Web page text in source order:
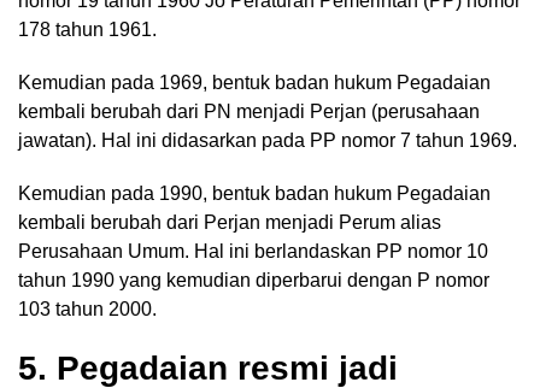
178 tahun 1961.
Kemudian pada 1969, bentuk badan hukum Pegadaian
kembali berubah dari PN menjadi Perjan (perusahaan
jawatan). Hal ini didasarkan pada PP nomor 7 tahun 1969.
Kemudian pada 1990, bentuk badan hukum Pegadaian
kembali berubah dari Perjan menjadi Perum alias
Perusahaan Umum. Hal ini berlandaskan PP nomor 10
tahun 1990 yang kemudian diperbarui dengan P nomor
103 tahun 2000.
5. Pegadaian resmi jadi